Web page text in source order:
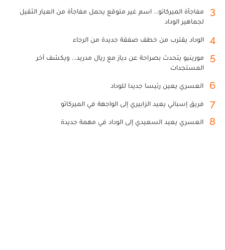
3
مفاجأة الميركاتو... اسم غير متوقع يحمل مفاجأة من العيار الثقيل
لجماهير الوداد
4 الوداد يقترب من خطف صفقة جديدة من الرجاء
5
مورينيو يتحدث بصراحة عن دياز مع ريال مدريد... ويكشف آخر
المستجدات
6 العسري يعين رئيسا جديدا للوداد
7 فريق إسباني يعيد الزابيري إلى الواجهة في الميركاتو
8 العسري يعيد السعيدي إلى الوداد في مهمة جديدة